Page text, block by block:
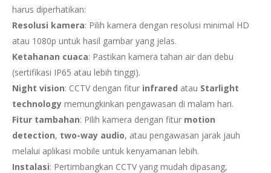
harus diperhatikan:
Resolusi kamera: Pilih kamera dengan resolusi minimal HD
atau 1080p untuk hasil gambar yang jelas.
Ketahanan cuaca: Pastikan kamera tahan air dan debu
(sertifikasi IP65 atau lebih tinggi).
Night vision: CCTV dengan fitur infrared atau Starlight
technology memungkinkan pengawasan di malam hari.
Fitur tambahan: Pilih kamera dengan fitur motion
detection, two-way audio, atau pengawasan jarak jauh
melalui aplikasi mobile untuk kenyamanan lebih.
Instalasi: Pertimbangkan CCTV yang mudah dipasang,